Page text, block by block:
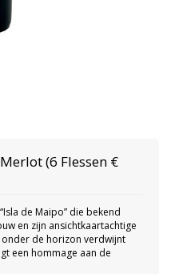
(6 Flessen €
de Maipo” die bekend
en zijn ansichtkaartachtige
de horizon verdwijnt
een hommage aan de